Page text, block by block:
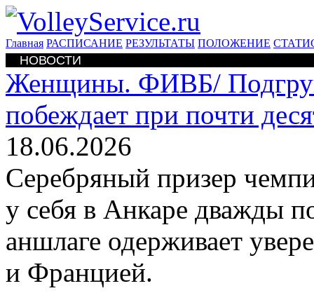
Главная РАСПИСАНИЕ РЕЗУЛЬТАТЫ ПОЛОЖЕНИЕ
НОВОСТИ
Женщины. ФИВБ/
побеждает при почти
18.06.2026
Серебряный призер
у себя в Анкаре дважды
аншлаге одерживает
и Францией.